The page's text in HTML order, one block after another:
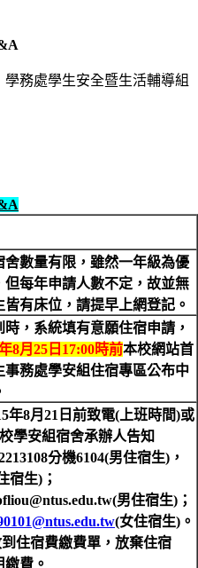
學務處學生安全暨生活輔導組
舍數量有限，雖然一年級為優
但每年申請人數不定，故並無
皆有床位 ， 請提早上網登記。
時，系統填有意願住宿申請，
8月25日17:00時前本校網站首
事務處學安組住宿專區公布中
年8月21日前致電(上班時間)或
學安組宿舍承辦人告知
分機6104(男住宿生)，
宿生)；
男住宿生)；
(女住宿生)。
住宿費繳費單，放棄住宿
費。